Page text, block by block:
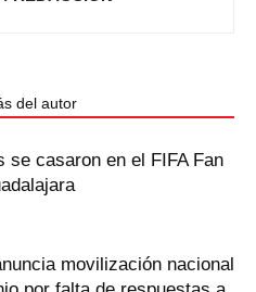
del autor
se casaron en el FIFA Fan
movilización nacional